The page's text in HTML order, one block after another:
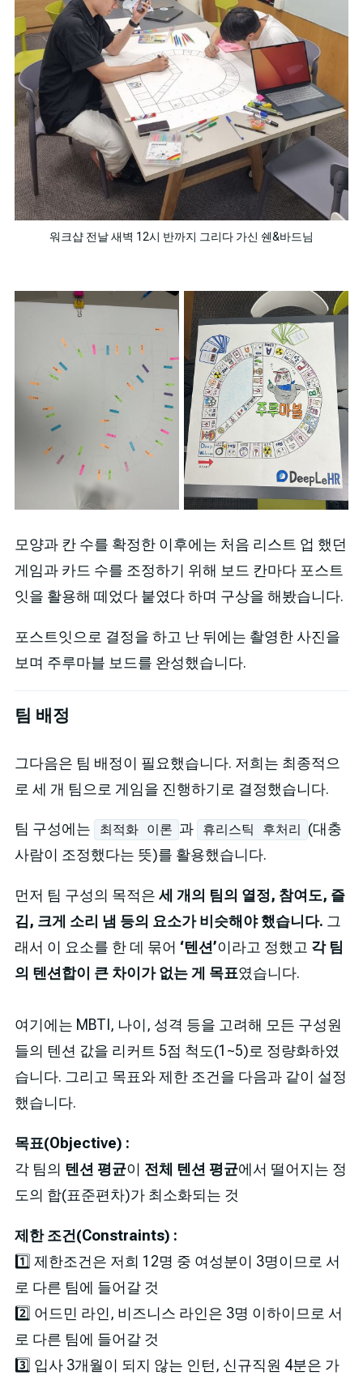
워크샵 전날 새벽 12시 반까지 그리다 가신 쉔&바드님
모양과 칸 수를 확정한 이후에는 처음 리스트 업 했던
게임과 카드 수를 조정하기 위해 보드 칸마다 포스트
잇을 활용해 떼었다 붙였다 하며 구상을 해봤습니다.
포스트잇으로 결정을 하고 난 뒤에는 촬영한 사진을
보며 주루마블 보드를 완성했습니다.
팀 배정
그다음은 팀 배정이 필요했습니다. 저희는 최종적으
로 세 개 팀으로 게임을 진행하기로 결정했습니다.
팀 구성에는 최적화 이론 과 휴리스틱 후처리
(대충
사람이 조정했다는 뜻)를 활용했습니다.
먼저 팀 구성의 목적은 세 개의 팀의 열정, 참여도, 즐
김, 크게 소리 냄 등의 요소가 비슷해야 했습니다. 그
래서 이 요소를 한 데 묶어 ‘텐션’이라고 정했고 각 팀
의 텐션합이 큰 차이가 없는 게 목표였습니다.
여기에는 MBTI, 나이, 성격 등을 고려해 모든 구성원
들의 텐션 값을 리커트 5점 척도(1~5)로 정량화하였
습니다. 그리고 목표와 제한 조건을 다음과 같이 설정
했습니다.
목표(Objective) :
각 팀의 텐션 평균이 전체 텐션 평균에서 떨어지는 정
도의 합(표준편차)가 최소화되는 것
제한 조건(Constraints) :
1️⃣ 제한조건은 저희 12명 중 여성분이 3명이므로 서
로 다른 팀에 들어갈 것
2️⃣ 어드민 라인, 비즈니스 라인은 3명 이하이므로 서
로 다른 팀에 들어갈 것
3️⃣ 입사 3개월이 되지 않는 인턴, 신규직원 4분은 가